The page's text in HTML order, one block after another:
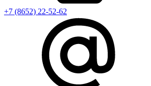
+7 (8652) 22-52-62